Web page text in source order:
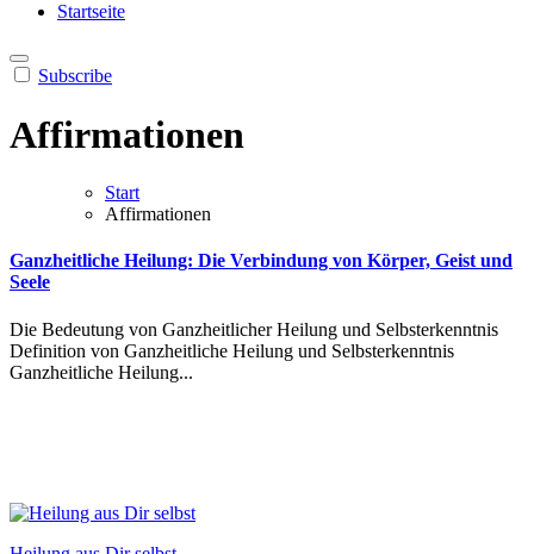
Startseite
Subscribe
Affirmationen
Start
Affirmationen
Ganzheitliche Heilung: Die Verbindung von Körper, Geist und
Seele
Die Bedeutung von Ganzheitlicher Heilung und Selbsterkenntnis
Definition von Ganzheitliche Heilung und Selbsterkenntnis
Ganzheitliche Heilung...